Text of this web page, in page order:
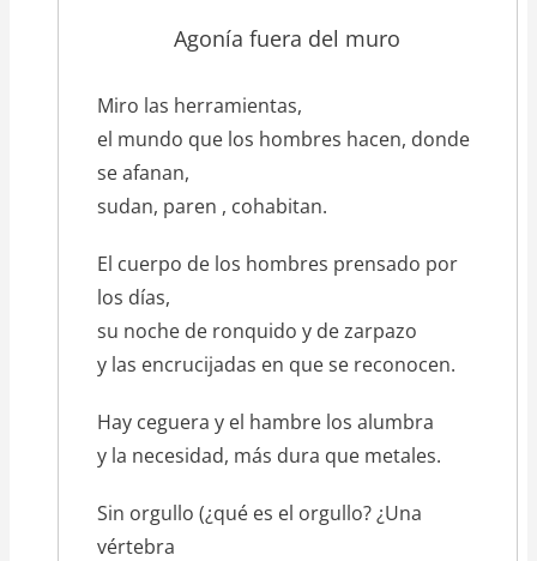
Agonía fuera del muro
texto_poema
Miro las herramientas,
el mundo que los hombres hacen, donde
se afanan,
sudan, paren , cohabitan.
El cuerpo de los hombres prensado por
los días,
su noche de ronquido y de zarpazo
y las encrucijadas en que se reconocen.
Hay ceguera y el hambre los alumbra
y la necesidad, más dura que metales.
Sin orgullo (¿qué es el orgullo? ¿Una
vértebra